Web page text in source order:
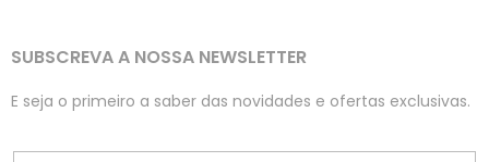
SUBSCREVA A NOSSA NEWSLETTER
E seja o primeiro a saber das novidades e ofertas exclusivas.